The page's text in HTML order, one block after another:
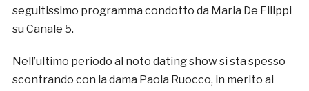
seguitissimo programma condotto da Maria De Filippi
su Canale 5.
Nell’ultimo periodo al noto dating show si sta spesso
scontrando con la dama Paola Ruocco, in merito ai